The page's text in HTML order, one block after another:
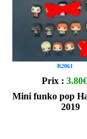
R2061
Prix : 3.80€
Mini funko pop
2019